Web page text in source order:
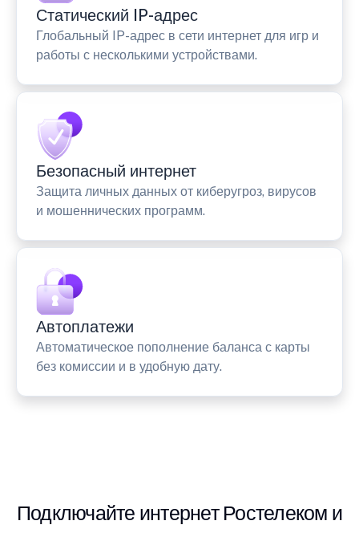
Статический IP-адрес
Глобальный IP-адрес в сети интернет для игр и
работы с несколькими устройствами.
Безопасный интернет
Защита личных данных от киберугроз, вирусов
и мошеннических программ.
Автоплатежи
Автоматическое пополнение баланса с карты
без комиссии и в удобную дату.
Подключайте интернет Ростелеком и